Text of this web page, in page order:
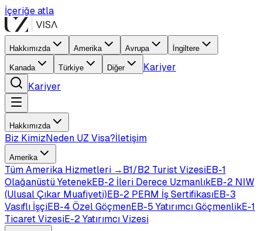
İçeriğe atla
Hakkımızda Amerika Avrupa İngiltere
Kanada Türkiye Diğer
Kariyer
Kariyer
Hakkımızda
Biz KimizNeden UZ Visa?İletişim
Amerika
TümAmerika Hizmetleri →B1/B2 Turist VizesiEB-1
Olağanüstü YetenekEB-2 İleri Derece UzmanlıkEB-2 NIW
(Ulusal Çıkar Muafiyeti)EB-2 PERM İş SertifikasıEB-3
Vasıflı İşçiEB-4 Özel GöçmenEB-5 Yatırımcı GöçmenlikE-1
Ticaret VizesiE-2 Yatırımcı Vizesi